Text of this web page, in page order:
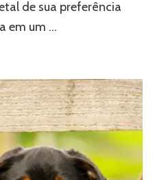
de sua preferência
em um …